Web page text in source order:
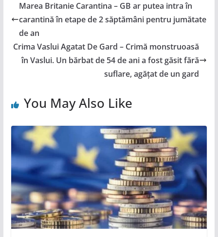
Marea Britanie Carantina – GB ar putea intra în
carantină în etape de 2 săptămâni pentru jumătate
de an
Crima Vaslui Agatat De Gard – Crimă monstruoasă
în Vaslui. Un bărbat de 54 de ani a fost găsit fără
suflare, agățat de un gard
You May Also Like